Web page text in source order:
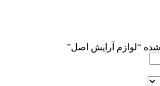
“لوازم آرایش اصل”